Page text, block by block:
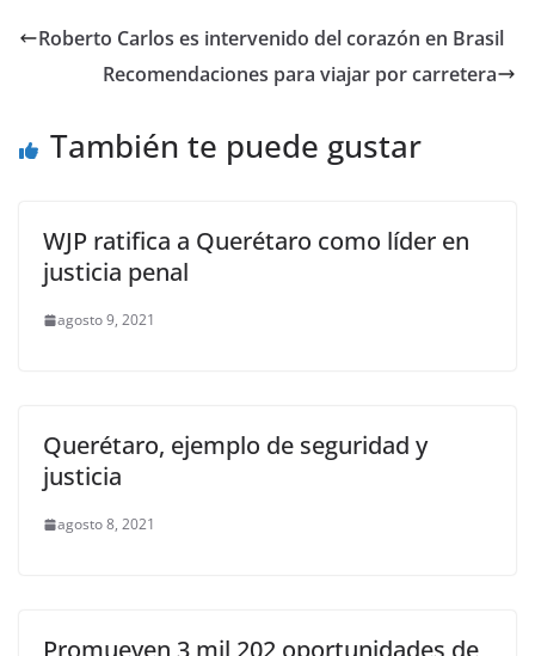
e
b
o
er l s
A
p
e
n
er
gr
a
p
ar
Roberto Carlos es intervenido del corazón en Brasil
Recomendaciones para viajar por carretera
También te puede gustar
WJP ratifica a Querétaro como líder en
justicia penal
agosto 9, 2021
Querétaro, ejemplo de seguridad y
justicia
agosto 8, 2021